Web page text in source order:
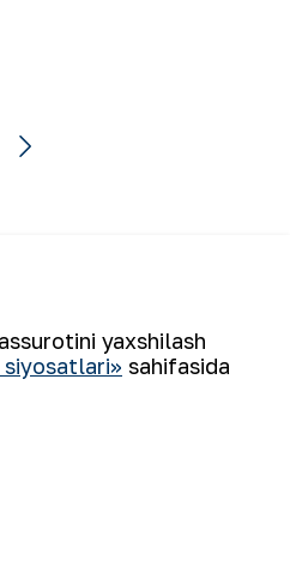
Obuna boʻling
yaxshilash
siyosatlari» sahifasida